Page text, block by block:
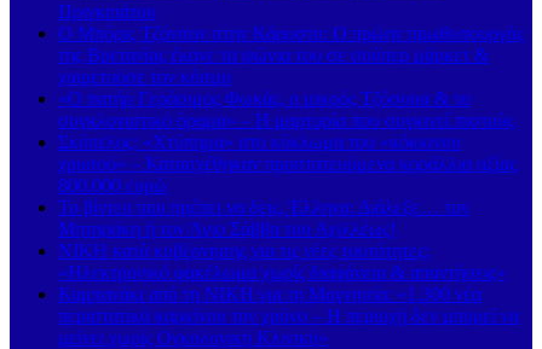
Πριγκιπάτου
Ο Μπόρις Τζόνσον στην Κάρυστο: Ο πρώην πρωθυπουργός
της Βρετανίας έκανε τα ψώνια του σε σούπερ μάρκετ &
χαιρετούσε τον κόσμο
«Ο πατήρ Γεράσιμος Φωκάς, ο μικρός Τζόσουα & το
συγκλονιστικό όραμα» – Η μαρτυρία που συγκινεί πιστούς
Σκόπελος: «Χτύπημα» στο κύκλωμα του «κόκκινου
χρυσού» – Κατασχέθηκαν προστατευόμενα κοράλλια αξίας
800.000 ευρώ
Το βίντεο που πρέπει να δεις, Έλληνα: Διάλεξε… τον
Μηταράκη ή τον Άγιο Σάββα του Αχιλλέως!
ΝΙΚΗ κατά κυβέρνησης για τις νέες ταυτότητες:
«Ηλεκτρονικό φακέλωμα χωρίς διαφάνεια & απαντήσεις»
Καμπανάκι από τη ΝΙΚΗ για τη Μαγνησία: «1.300 νέα
περιστατικά καρκίνου τον χρόνο – Η περιοχή δεν μπορεί να
μείνει χωρίς Ογκολογική Κλινική»